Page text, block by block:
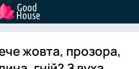
жовта, прозора,